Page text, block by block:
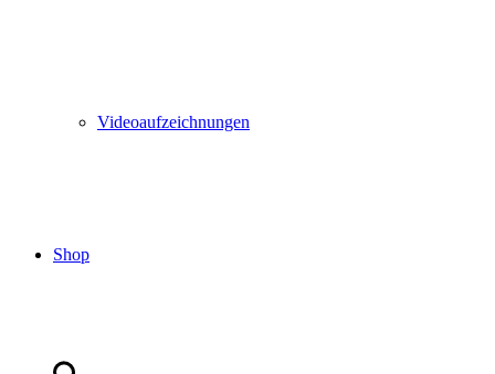
Videoaufzeichnungen
Shop